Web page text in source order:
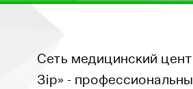
Сеть медицинский
Зір» -